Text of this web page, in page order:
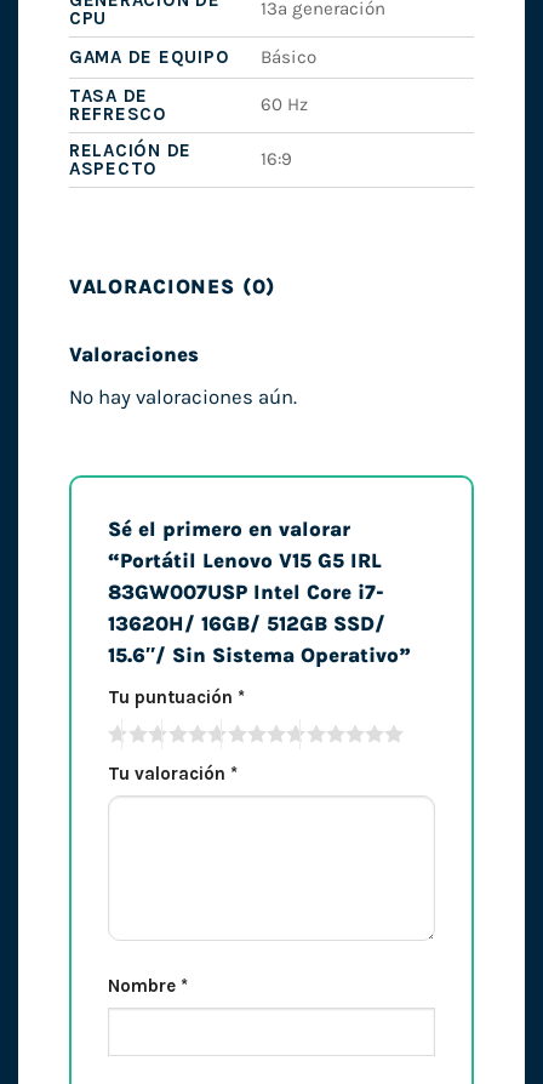
CPU
13ª generación
GAMA DE EQUIPO
Básico
TASA DE
REFRESCO
60 Hz
RELACIÓN DE
ASPECTO
16:9
VALORACIONES (0)
Valoraciones
No hay valoraciones aún.
Sé el primero en valorar
“Portátil Lenovo V15 G5 IRL
83GW007USP Intel Core i7-
13620H/ 16GB/ 512GB SSD/
15.6″/ Sin Sistema Operativo”
Tu puntuación *
Tu valoración *
Nombre *